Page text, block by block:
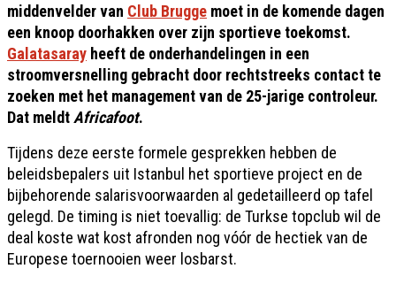
middenvelder van Club Brugge moet in de komende dagen
een knoop doorhakken over zijn sportieve toekomst.
Galatasaray heeft de onderhandelingen in een
stroomversnelling gebracht door rechtstreeks contact te
zoeken met het management van de 25-jarige controleur.
Dat meldt Africafoot.
Tijdens deze eerste formele gesprekken hebben de
beleidsbepalers uit Istanbul het sportieve project en de
bijbehorende salarisvoorwaarden al gedetailleerd op tafel
gelegd. De timing is niet toevallig: de Turkse topclub wil de
deal koste wat kost afronden nog vóór de hectiek van de
Europese toernooien weer losbarst.